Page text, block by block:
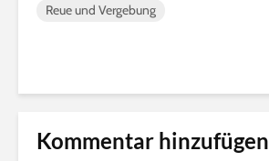
Reue und Vergebung
Kommentar hinzufügen